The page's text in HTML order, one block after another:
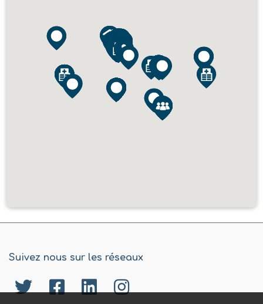
Suivez nous sur les réseaux